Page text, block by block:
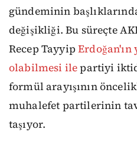
gündeminin
değişikliği. Bu süreçte
Recep Tayyip
olabilmesi ilepartiyi
formül arayışının
muhalefet partilerinin
taşıyor.